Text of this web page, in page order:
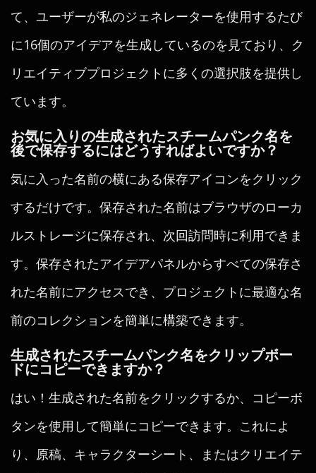
て、ユーザーが私のジェネレーターを使用するたび
に16個のアイデアを生成しているのを見ており、ク
リエイティブプロジェクトに多くの選択肢を提供し
ています。
お気に入りの生成されたスチームパンク名を
後で保存するにはどうすればよいですか？
気に入った名前の横にある保存アイコンをクリック
するだけです。保存された名前はブラウザのローカ
ルストレージに保存され、次回訪問時に利用できま
す。保存されたアイデアパネルからすべての保存さ
れた名前にアクセスでき、プロジェクトに最適な名
前のコレクションを簡単に構築できます。
生成されたスチームパンク名をクリップボー
ドにコピーできますか？
はい！生成された名前をクリックするか、コピーボ
タンを使用して簡単にコピーできます。これによ
り、原稿、キャラクターシート、またはクリエイテ